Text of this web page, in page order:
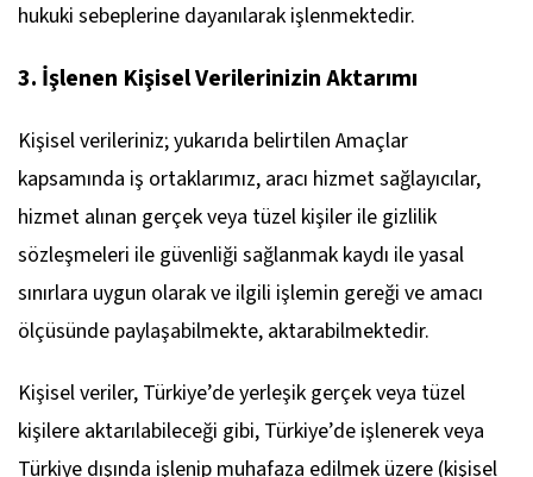
hukuki sebeplerine dayanılarak işlenmektedir.
3. İşlenen Kişisel Verilerinizin Aktarımı
Kişisel verileriniz; yukarıda belirtilen Amaçlar
kapsamında iş ortaklarımız, aracı hizmet sağlayıcılar,
hizmet alınan gerçek veya tüzel kişiler ile gizlilik
sözleşmeleri ile güvenliği sağlanmak kaydı ile yasal
sınırlara uygun olarak ve ilgili işlemin gereği ve amacı
ölçüsünde paylaşabilmekte, aktarabilmektedir.
Kişisel veriler, Türkiye’de yerleşik gerçek veya tüzel
kişilere aktarılabileceği gibi, Türkiye’de işlenerek veya
Türkiye dışında işlenip muhafaza edilmek üzere (kişisel